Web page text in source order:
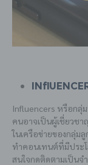
Influencers หรือกลุ่
คนอาจเป็นผู้เชี่ยวชา
ในเครือข่ายของกลุ่ม
ทำคอนเทนต์ที่มีประ
สนใจกดติดตามเป็นจ